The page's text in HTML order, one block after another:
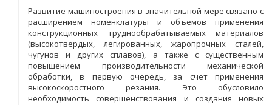
Развитие машиностроения в значительной мере связано с
расширением номенклатуры и объемов применения
конструкционных труднообрабатываемых материалов
(высокотвердых, легированных, жаропрочных сталей,
чугунов и других сплавов), а также с существенным
повышением производительности механической
обработки, в первую очередь, за счет применения
высокоскоростного резания. Это обусловило
необходимость совершенствования и создания новых